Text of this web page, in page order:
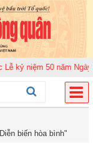
niệm 50 năm Ngày
biến hòa bình"